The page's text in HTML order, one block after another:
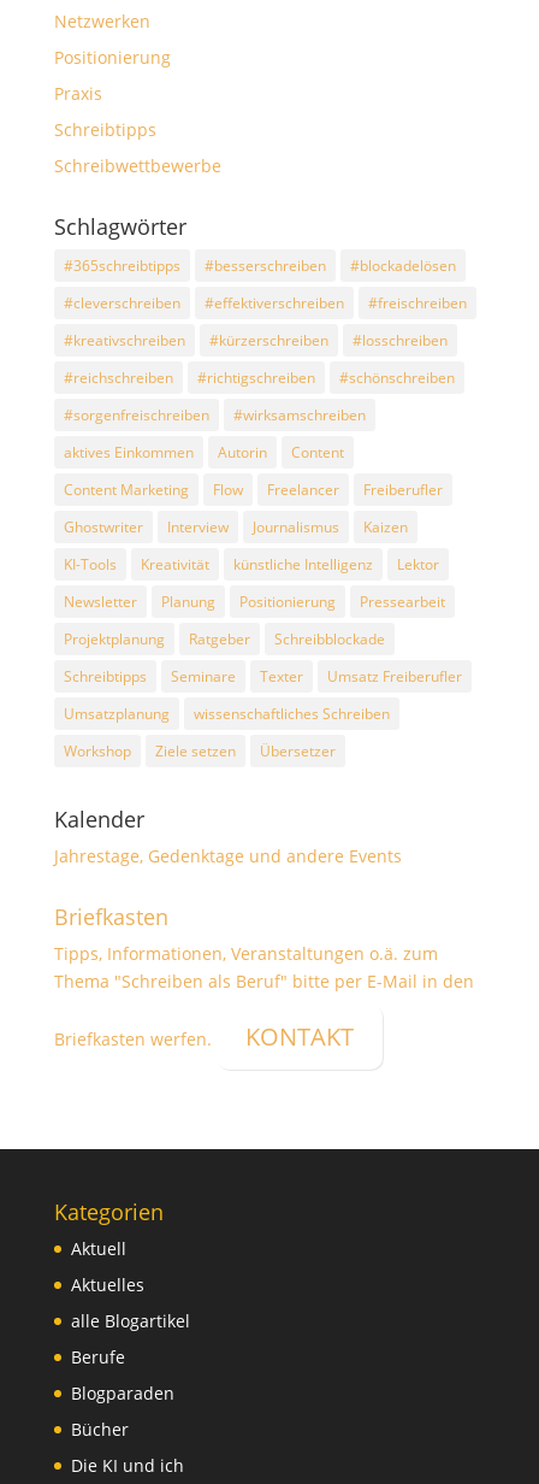
Netzwerken
Positionierung
Praxis
Schreibtipps
Schreibwettbewerbe
Schlagwörter
#365schreibtipps #besserschreiben
#blockadelösen
#cleverschreiben
#effektiverschreiben
#freischreiben
#kreativschreiben
#kürzerschreiben
#losschreiben
#reichschreiben
#richtigschreiben
#schönschreiben
#sorgenfreischreiben
#wirksamschreiben
aktives Einkommen
Autorin
Content
Content Marketing
Flow Freelancer
Freiberufler
Ghostwriter
Interview Journalismus
Kaizen
KI-Tools
Kreativität künstliche Intelligenz
Lektor
Newsletter
Planung Positionierung
Pressearbeit
Projektplanung
Ratgeber
Schreibblockade
Schreibtipps
Seminare Texter
Umsatz Freiberufler
Umsatzplanung
wissenschaftliches Schreiben
Workshop
Ziele setzen Übersetzer
Kalender
Jahrestage, Gedenktage und andere Events
Briefkasten
Tipps, Informationen, Veranstaltungen o.ä. zum
Thema "Schreiben als Beruf" bitte per E-Mail in den
Briefkasten werfen. KONTAKT
Kategorien
Aktuell
Aktuelles
alle Blogartikel
Berufe
Blogparaden
Bücher
Die KI und ich